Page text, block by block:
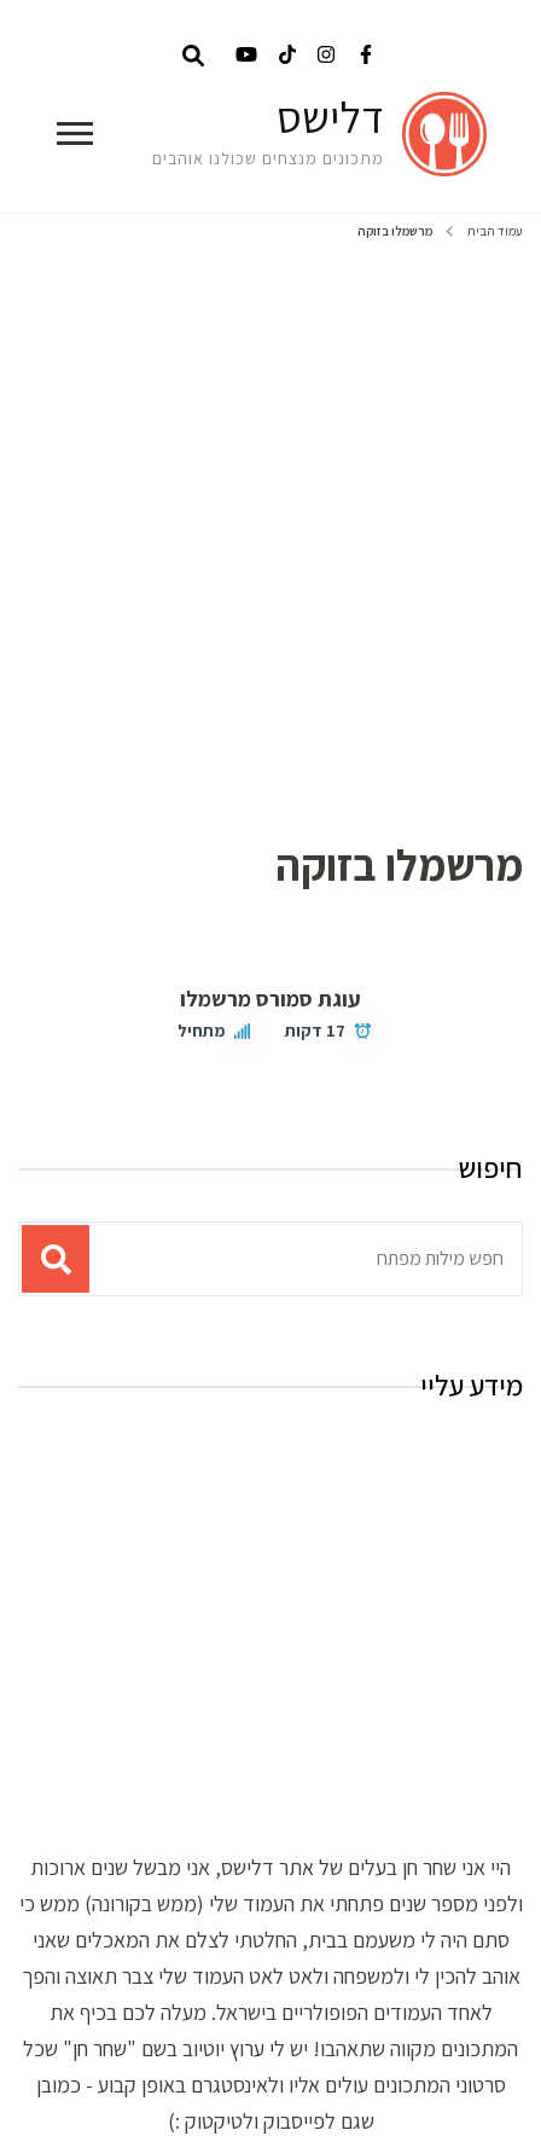
דלישס
מתכונים מנצחים שכולנו אוהבים
עמוד הבית מרשמלו בזוקה
מרשמלו בזוקה
עוגת סמורס מרשמלו
17 דקות מתחיל
חיפוש
מידע עליי
היי אני שחר חן בעלים של אתר דלישס, אני מבשל שנים ארוכות
ולפני מספר שנים פתחתי את העמוד שלי (ממש בקורונה) ממש כי
סתם היה לי משעמם בבית, החלטתי לצלם את המאכלים שאני
אוהב להכין לי ולמשפחה ולאט לאט העמוד שלי צבר תאוצה והפך
לאחד העמודים הפופולריים בישראל. מעלה לכם בכיף את
המתכונים מקווה שתאהבו! יש לי ערוץ יוטיוב בשם "שחר חן" שכל
סרטוני המתכונים עולים אליו ולאינסטגרם באופן קבוע - כמובן
שגם לפייסבוק ולטיקטוק :)